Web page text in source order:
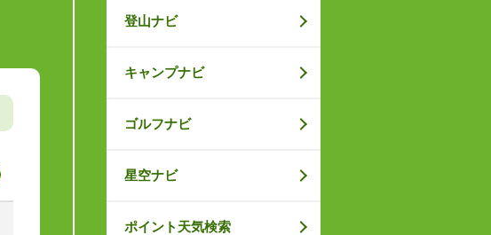
登山ナビ
キャンプナビ
ゴルフナビ
星空ナビ
ポイント天気検索